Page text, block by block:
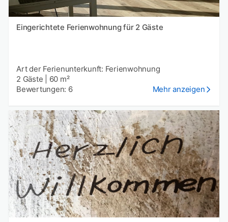
Eingerichtete Ferienwohnung für 2 Gäste
Art der Ferienunterkunft: Ferienwohnung
2 Gäste
60 m²
Bewertungen: 6
Mehr anzeigen